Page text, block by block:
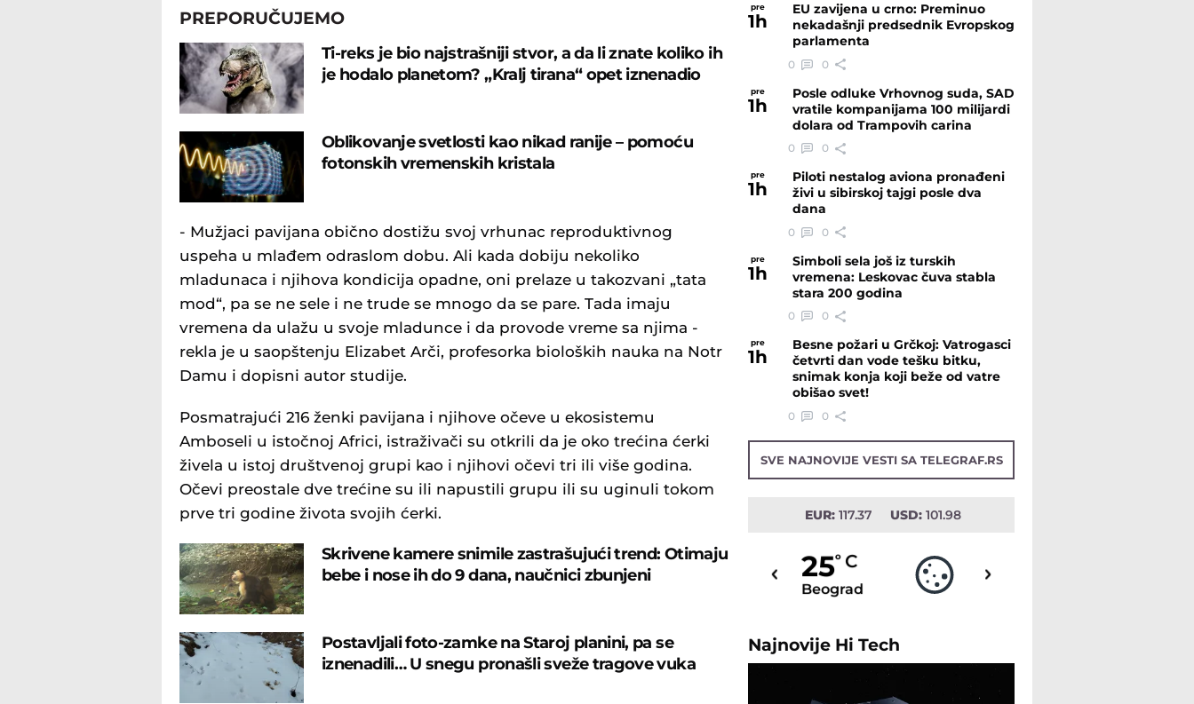
PREPORUČUJEMO
Ti-reks je bio najstrašniji stvor, a da li znate koliko ih
je hodalo planetom? „Kralj tirana“ opet iznenadio
Oblikovanje svetlosti kao nikad ranije – pomoću
fotonskih vremenskih kristala
- Mužjaci pavijana obično dostižu svoj vrhunac reproduktivnog
uspeha u mlađem odraslom dobu. Ali kada dobiju nekoliko
mladunaca i njihova kondicija opadne, oni prelaze u takozvani „tata
mod“, pa se ne sele i ne trude se mnogo da se pare. Tada imaju
vremena da ulažu u svoje mladunce i da provode vreme sa njima -
rekla je u saopštenju Elizabet Arči, profesorka bioloških nauka na Notr
Damu i dopisni autor studije.
Posmatrajući 216 ženki pavijana i njihove očeve u ekosistemu
Amboseli u istočnoj Africi, istraživači su otkrili da je oko trećina ćerki
živela u istoj društvenoj grupi kao i njihovi očevi tri ili više godina.
Očevi preostale dve trećine su ili napustili grupu ili su uginuli tokom
prve tri godine života svojih ćerki.
Skrivene kamere snimile zastrašujući trend: Otimaju
bebe i nose ih do 9 dana, naučnici zbunjeni
Postavljali foto-zamke na Staroj planini, pa se
iznenadili… U snegu pronašli sveže tragove vuka
pre
1h
EU zavijena u crno: Preminuo
nekadašnji predsednik Evropskog
parlamenta
0 0
pre
1h
Posle odluke Vrhovnog suda, SAD
vratile kompanijama 100 milijardi
dolara od Trampovih carina
0 0
pre
1h
Piloti nestalog aviona pronađeni
živi u sibirskoj tajgi posle dva
dana
0 0
pre
1h
Simboli sela još iz turskih
vremena: Leskovac čuva stabla
stara 200 godina
0 0
pre
1h
Besne požari u Grčkoj: Vatrogasci
četvrti dan vode tešku bitku,
snimak konja koji beže od vatre
obišao svet!
0 0
SVE NAJNOVIJE VESTI SA TELEGRAF.RS
EUR:117.37 USD: 101.98
19o C 25o C
Beograd
Najnovije Hi Tech